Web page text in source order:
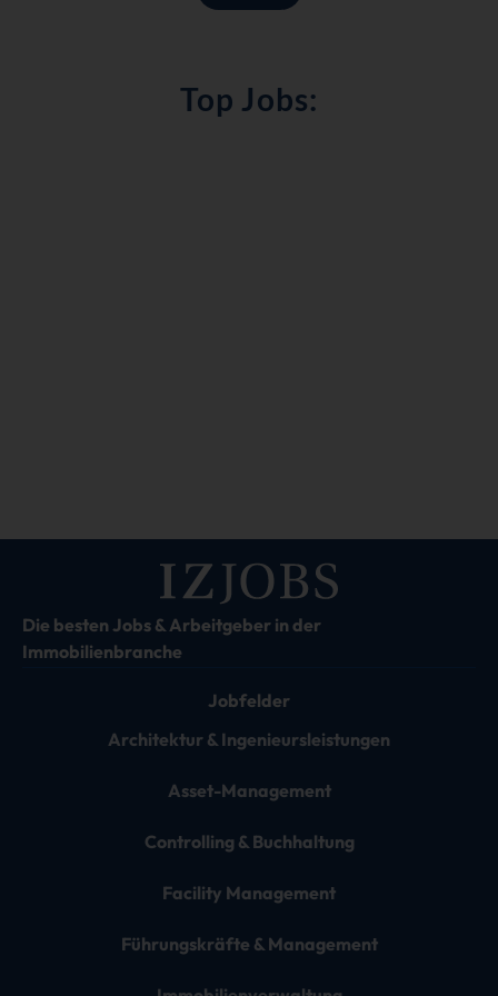
Top Jobs:
Die besten Jobs & Arbeitgeber in der
Immobilienbranche
Jobfelder
Architektur & Ingenieursleistungen
Asset-Management
Controlling & Buchhaltung
Facility Management
Führungskräfte & Management